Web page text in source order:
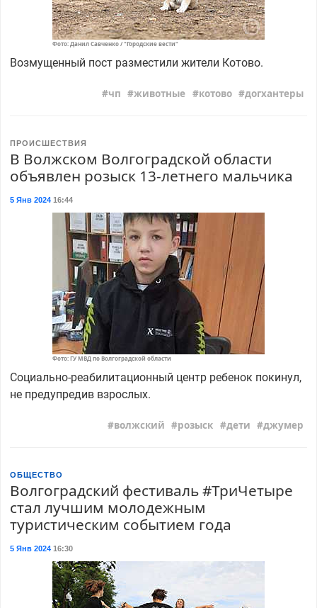
Фото: Данил Савченко / "Городские вести"
Возмущенный пост разместили жители Котово.
чп животные котово догхантеры
ПРОИСШЕСТВИЯ
В Волжском Волгоградской области
объявлен розыск 13-летнего мальчика
5 Янв 202416:44
Фото: ГУ МВД по Волгоградской области
Социально-реабилитационный центр ребенок покинул,
не предупредив взрослых.
волжский розыск дети джумер
ОБЩЕСТВО
Волгоградский фестиваль #ТриЧетыре
стал лучшим молодежным
туристическим событием года
5 Янв 202416:30